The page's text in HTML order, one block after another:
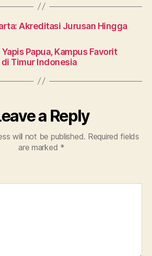
Akreditasi Jurusan Hingga
Papua, Kampus Favorit
Timur Indonesia
a Reply
will not be published. Required fields
are marked *